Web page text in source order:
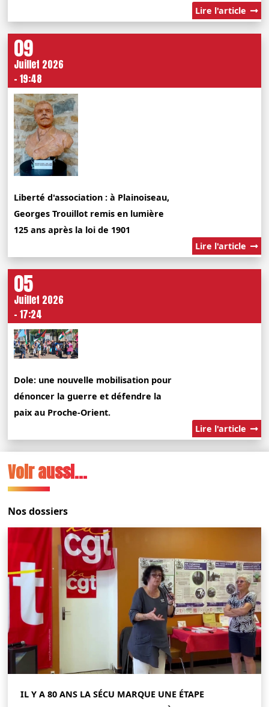
Lire l'article
09
Juillet 2026
- 19:48
Liberté d'association : à Plainoiseau,
Georges Trouillot remis en lumière
125 ans après la loi de 1901
Lire l'article
05
Juillet 2026
- 17:24
Dole: une nouvelle mobilisation pour
dénoncer la guerre et défendre la
paix au Proche-Orient.
Lire l'article
Voir aussi...
Nos dossiers
IL Y A 80 ANS LA SÉCU MARQUE UNE ÉTAPE